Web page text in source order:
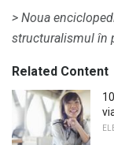
> Noua
structuralismul în
Related Content